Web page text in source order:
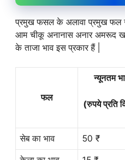
प्रमुख फसल के अलावा प्रमुख फल
आम चीकू अनानास अनार अमरूद
के ताजा भाव इस प्रकार हैं |
फल
न्यूनतम
(रुपये प्रति
सेब का भाव 50 ₹